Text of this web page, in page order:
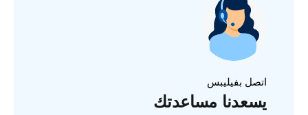
اتصل بفيليبس
يسعدنا مساعدتك